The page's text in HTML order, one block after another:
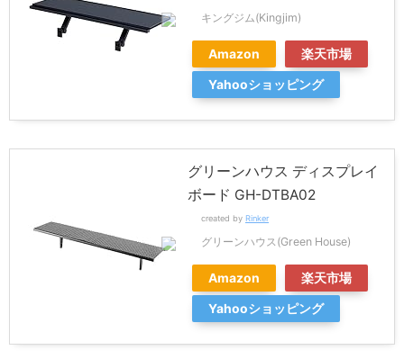
キングジム(Kingjim)
Amazon
楽天市場
Yahooショッピング
グリーンハウス ディスプレイ
ボード GH-DTBA02
created by Rinker
グリーンハウス(Green House)
Amazon
楽天市場
Yahooショッピング